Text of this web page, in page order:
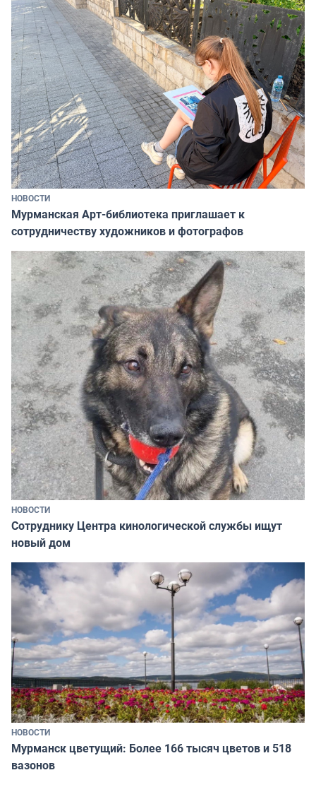
НОВОСТИ
Мурманская Арт-библиотека приглашает к
сотрудничеству художников и фотографов
НОВОСТИ
Сотруднику Центра кинологической службы ищут
новый дом
НОВОСТИ
Мурманск цветущий: Более 166 тысяч цветов и 518
вазонов